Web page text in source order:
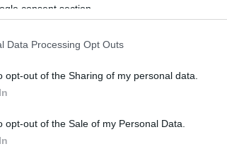
consent section.
Data Processing Opt Outs
opt-out of the Sharing of my personal data.
opt-out of the Sale of my Personal Data.
TOVÁBB